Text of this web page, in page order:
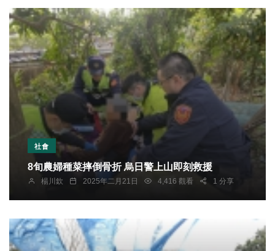
社會
8旬農婦種菜摔倒骨折 烏日警上山即刻救援
楊川欽 2025年二月21日 4,416 觀看 1 分享